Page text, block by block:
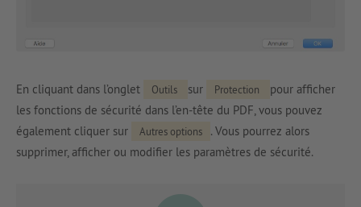
En cliquant dans l’onglet Outils sur Protection
pour afficher
les fonctions de sécurité dans l’en-tête du PDF, vous pouvez
également cliquer sur
Autres options
. Vous pourrez alors
supprimer, afficher ou modifier les paramètres de sécurité.